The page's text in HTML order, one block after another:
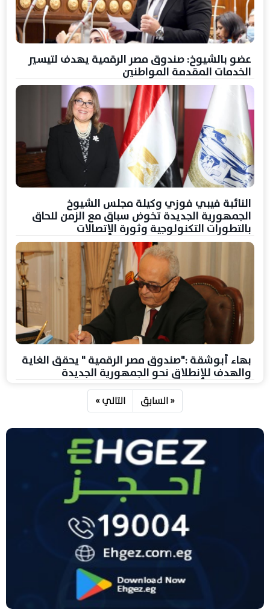
عضو بالشيوخ: صندوق مصر الرقمية يهدف لتيسير
الخدمات المقدمة المواطنين
النائبة فيبي فوزي وكيلة مجلس الشيوخ
الجمهورية الجديدة تخوض سباق مع الزمن للحاق
بالتطورات التكنولوجية وثورة الإتصالات
بهاء أبوشقة :"صندوق مصر الرقمية " يحقق الغاية
والهدف للإنطلاق نحو الجمهورية الجديدة
« السابق التالي »